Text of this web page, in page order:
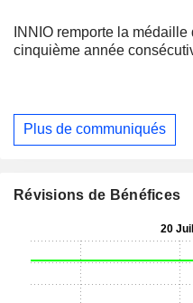
INNIO remporte la
cinquième année
Plus de communiqués
Révisions de Bénéfices